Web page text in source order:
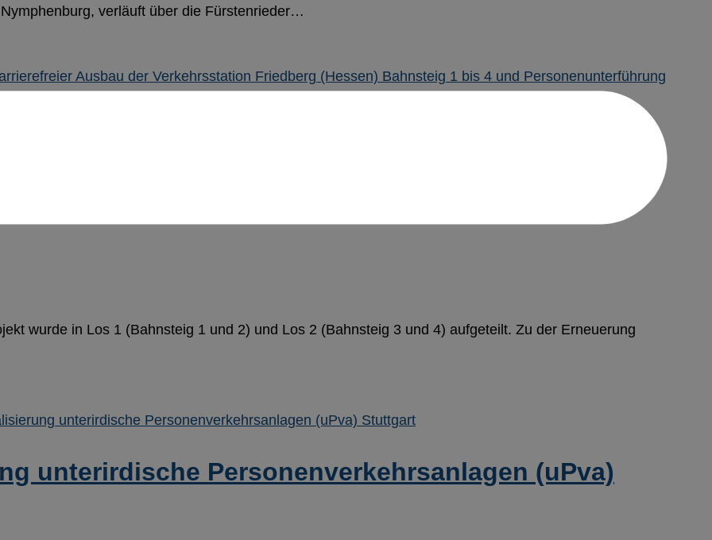
verläuft über die Fürstenrieder…
Ausbau der Verkehrsstation Friedberg (Hessen)
wurde in Los 1 (Bahnsteig 1 und 2) und Los 2 (Bahnsteig 3 und 4) aufgeteilt. Zu der Erneuerung
unterirdische Personenverkehrsanlagen (uPva)